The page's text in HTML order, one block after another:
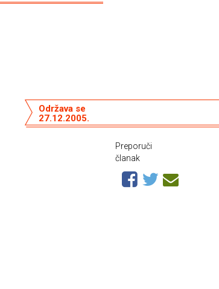
Održava se
27.12.2005.
Preporuči
članak